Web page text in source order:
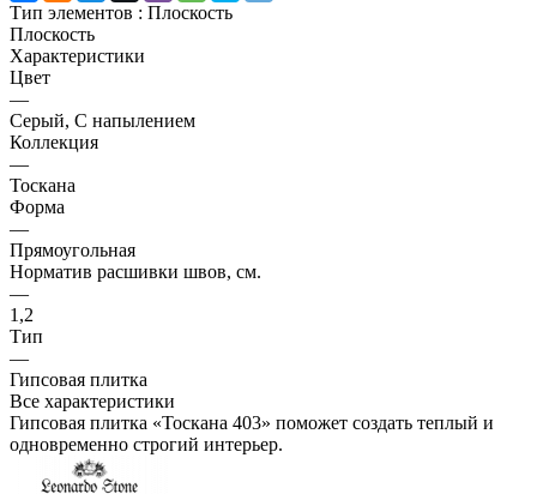
Тип элементов : Плоскость
Плоскость
Характеристики
Цвет
—
Серый, С напылением
Коллекция
—
Тоскана
Форма
—
Прямоугольная
Норматив расшивки швов, см.
—
1,2
Тип
—
Гипсовая плитка
Все характеристики
Гипсовая плитка «Тоскана 403» поможет создать теплый и
одновременно строгий интерьер.